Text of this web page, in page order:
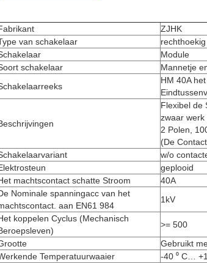
ZJHK
van schakelaar
rechthoekig
Module
schakelaar
Mannetje
HM 40A
Flexibel de
zwaar werk
2 Polen,
(De
w/o
geplooid
machtscontact schatte Stroom
40A
Nominale spanningacc van het
aan EN61 984
1kV
koppelen Cyclus (Mechanisch
>= 500
Gebruikt
Temperatuurwaaier
-40 ⁰ C…